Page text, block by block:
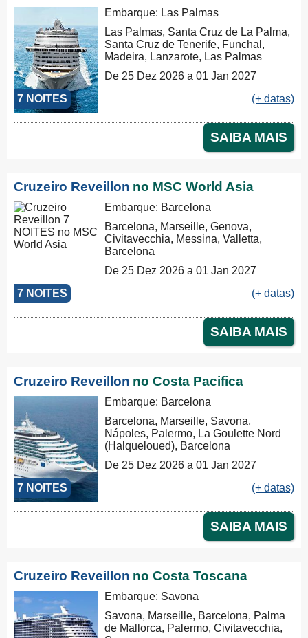
7 NOITES
Embarque: Las Palmas
Las Palmas, Santa Cruz de La Palma,
Santa Cruz de Tenerife, Funchal,
Madeira, Lanzarote, Las Palmas
De 25 Dez 2026 a 01 Jan 2027
(+ datas)
SAIBA MAIS
Cruzeiro Reveillon no MSC World Asia
7 NOITES
Embarque: Barcelona
Barcelona, Marseille, Genova,
Civitavecchia, Messina, Valletta,
Barcelona
De 25 Dez 2026 a 01 Jan 2027
(+ datas)
SAIBA MAIS
Cruzeiro Reveillon no Costa Pacifica
7 NOITES
Embarque: Barcelona
Barcelona, Marseille, Savona,
Nápoles, Palermo, La Goulette Nord
(Halqueloued), Barcelona
De 25 Dez 2026 a 01 Jan 2027
(+ datas)
SAIBA MAIS
Cruzeiro Reveillon no Costa Toscana
Embarque: Savona
Savona, Marseille, Barcelona, Palma
de Mallorca, Palermo, Civitavecchia,